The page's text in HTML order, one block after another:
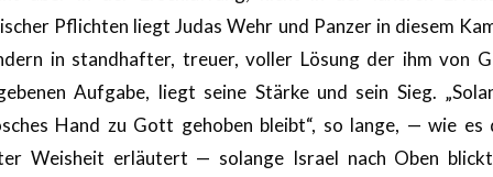
Pflichten liegt Judas Wehr und Panzer in diesem
in standhafter, treuer, voller Lösung der ihm von
Aufgabe, liegt seine Stärke und sein Sieg.
Hand zu Gott gehoben bleibt“, so lange, — wie es
Weisheit erläutert — solange Israel nach Oben